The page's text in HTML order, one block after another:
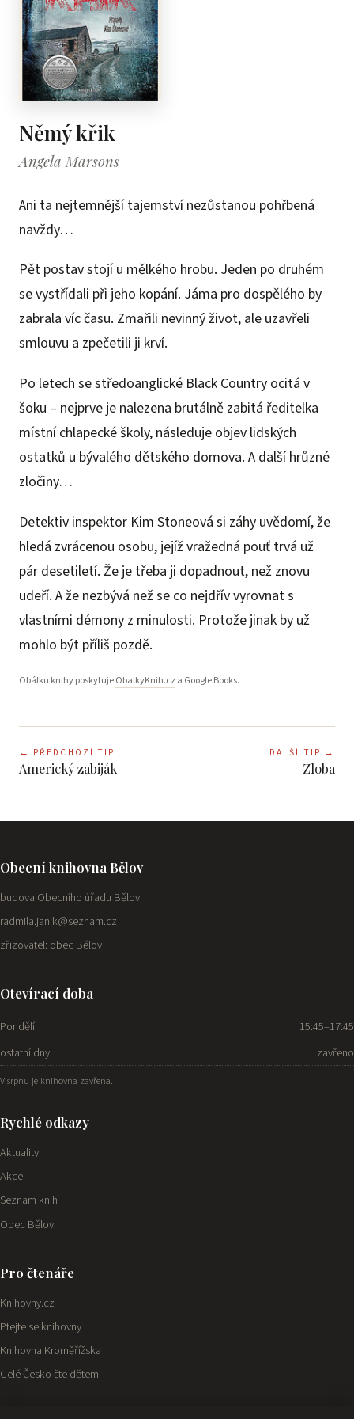
Němý křik
Angela Marsons
Ani ta nejtemnější tajemství nezůstanou pohřbená
navždy…
Pět postav stojí u mělkého hrobu. Jeden po druhém
se vystřídali při jeho kopání. Jáma pro dospělého by
zabrala víc času. Zmařili nevinný život, ale uzavřeli
smlouvu a zpečetili ji krví.
Po letech se středoanglické Black Country ocitá v
šoku – nejprve je nalezena brutálně zabitá ředitelka
místní chlapecké školy, následuje objev lidských
ostatků u bývalého dětského domova. A další hrůzné
zločiny…
Detektiv inspektor Kim Stoneová si záhy uvědomí, že
hledá zvrácenou osobu, jejíž vražedná pouť trvá už
pár desetiletí. Že je třeba ji dopadnout, než znovu
udeří. A že nezbývá než se co nejdřív vyrovnat s
vlastními démony z minulosti. Protože jinak by už
mohlo být příliš pozdě.
Obálku knihy poskytujeObalkyKnih.cza Google Books.
← PŘEDCHOZÍ TIP
Americký zabiják
DALŠÍ TIP →
Zloba
Obecní knihovna Bělov
budova Obecního úřadu Bělov
radmila.janik@seznam.cz
zřizovatel: obec Bělov
Otevírací doba
Pondělí
15:45–17:45
ostatní dny
zavřeno
V srpnu je knihovna zavřena.
Rychlé odkazy
Aktuality
Akce
Seznam knih
Obec Bělov
Pro čtenáře
Knihovny.cz
Ptejte se knihovny
Knihovna Kroměřížska
Celé Česko čte dětem